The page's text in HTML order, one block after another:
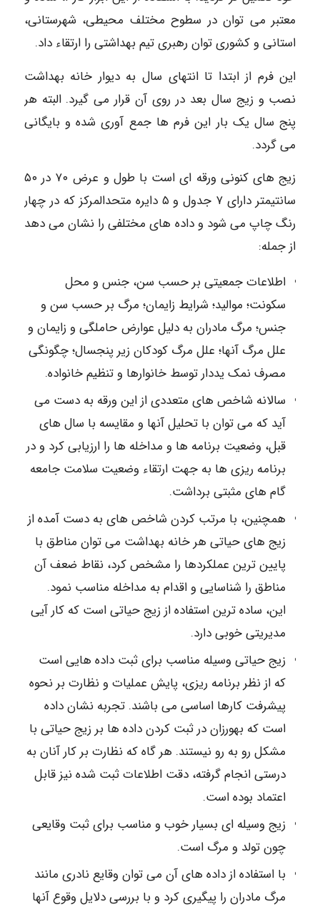
معتبر می توان در سطوح مختلف محیطی، شهرستانی،
استانی و کشوری توان رهبری تیم بهداشتی را ارتقاء داد.
این فرم از ابتدا تا انتهای سال به دیوار خانه بهداشت
نصب و زیج سال بعد در روی آن قرار می گیرد. البته هر
پنج سال یک بار این فرم ها جمع آوری شده و بایگانی
می گردد.
زیج های کنونی ورقه ای است با طول و عرض ۷۰ در ۵۰
سانتیمتر دارای ۷ جدول و ۵ دایره متحدالمرکز که در چهار
رنگ چاپ می شود و داده های مختلفی را نشان می دهد
از جمله:
اطلاعات جمعیتی بر حسب سن، جنس و محل
سکونت؛ مواليد؛ شرایط زایمان؛ مرگ بر حسب سن و
جنس؛ مرگ مادران به دلیل عوارض حاملگی و زایمان و
علل مرگ آنها؛ علل مرگ کودکان زیر پنجسال؛ چگونگی
مصرف نمک یددار توسط خانوارها و تنظیم خانواده.
سالانه شاخص های متعددی از این ورقه به دست می
آید که می توان با تحلیل آنها و مقایسه با سال های
قبل، وضعیت برنامه ها و مداخله ها را ارزیابی کرد و در
برنامه ریزی ها به جهت ارتقاء وضعیت سلامت جامعه
گام های مثبتی برداشت.
همچنین، با مرتب کردن شاخص های به دست آمده از
زیج های حیاتی هر خانه بهداشت می توان مناطق با
پایین ترین عملکردها را مشخص کرد، نقاط ضعف آن
مناطق را شناسایی و اقدام به مداخله مناسب نمود.
این، ساده ترین استفاده از زیج حیاتی است که کار آیی
مدیریتی خوبی دارد.
زیج حیاتی وسیله مناسب برای ثبت داده هایی است
که از نظر برنامه ریزی، پایش عملیات و نظارت بر نحوه
پیشرفت کارها اساسی می باشند. تجربه نشان داده
است که بهورزان در ثبت کردن داده ها بر زیج حیاتی با
مشکل رو به رو نیستند. هر گاه که نظارت بر کار آنان به
درستی انجام گرفته، دقت اطلاعات ثبت شده نیز قابل
اعتماد بوده است.
زیج وسیله ای بسیار خوب و مناسب برای ثبت وقایعی
چون تولد و مرگ است.
با استفاده از داده های آن می توان وقایع نادری مانند
مرگ مادران را پیگیری کرد و با بررسی دلایل وقوع آنها